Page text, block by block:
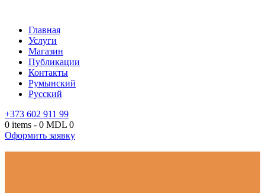
Главная
Услуги
Магазин
Публикации
Контакты
Румынский
Русский
+373 602 911 99
0 items - 0 MDL 0
Оформить заявку